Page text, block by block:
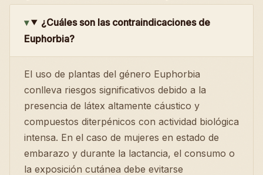
¿Cuáles son las contraindicaciones de
Euphorbia?
El uso de plantas del género Euphorbia
conlleva riesgos significativos debido a la
presencia de látex altamente cáustico y
compuestos diterpénicos con actividad biológica
intensa. En el caso de mujeres en estado de
embarazo y durante la lactancia, el consumo o
la exposición cutánea debe evitarse